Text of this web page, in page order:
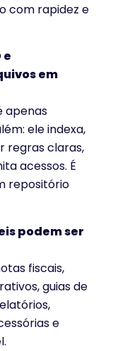
com rapidez e
e
em
apenas
ele indexa,
regras claras,
acessos. É
repositório
podem ser
fiscais,
guias de
e